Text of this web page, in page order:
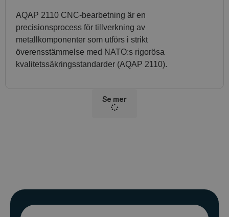
AQAP 2110 CNC-bearbetning är en
precisionsprocess för tillverkning av
metallkomponenter som utförs i strikt
överensstämmelse med NATO:s rigorösa
kvalitetssäkringsstandarder (AQAP 2110).
Se mer